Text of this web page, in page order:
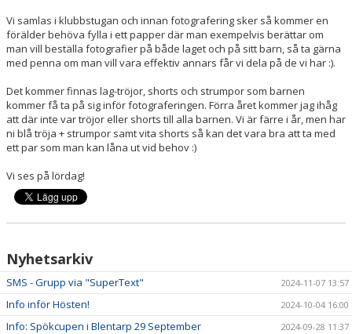
Vi samlas i klubbstugan och innan fotografering sker så kommer en
förälder behöva fylla i ett papper där man exempelvis berättar om
man vill beställa fotografier på både laget och på sitt barn, så ta gärna
med penna om man vill vara effektiv annars får vi dela på de vi har :).
Det kommer finnas lag-tröjor, shorts och strumpor som barnen
kommer få ta på sig inför fotograferingen. Förra året kommer jag ihåg
att där inte var tröjor eller shorts till alla barnen. Vi är färre i år, men har
ni blå tröja + strumpor samt vita shorts så kan det vara bra att ta med
ett par som man kan låna ut vid behov :)
Vi ses på lördag!
Nyhetsarkiv
SMS - Grupp via "SuperText" 2024-11-07 13:57
Info inför Hösten! 2024-10-04 16:00
Info: Spökcupen i Blentarp 29 September 2024-09-28 11:37